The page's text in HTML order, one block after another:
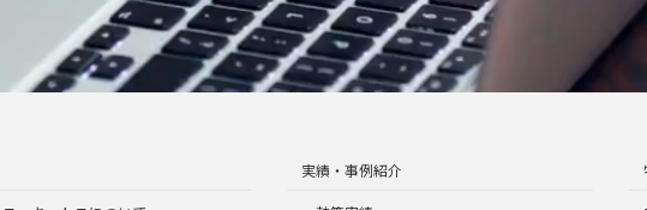
実績・事例紹介